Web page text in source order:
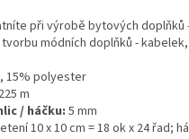
při výrobě bytových doplňků
módních doplňků -
15% polyester
m
/ háčku: 5 mm
10 x 10 cm = 18 ok x 24 řad;